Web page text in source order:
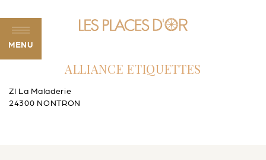
MENU
ALLIANCE ETIQUETTES
ZI La Maladerie
24300 NONTRON